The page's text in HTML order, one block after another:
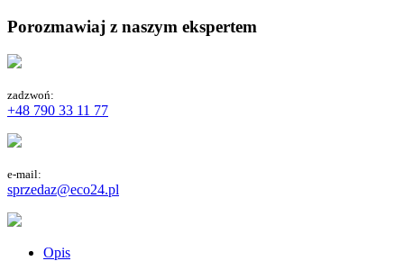
Porozmawiaj z naszym ekspertem
zadzwoń:
+48 790 33 11 77
e-mail:
sprzedaz@eco24.pl
Opis